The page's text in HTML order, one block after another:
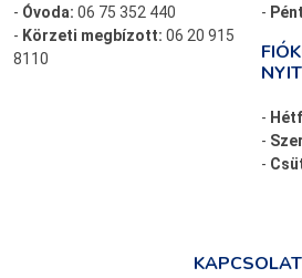
- Óvoda: 06 75 352 440
- Körzeti megbízott: 06 20 915
8110
-
-
-
-
KAPCSOLAT